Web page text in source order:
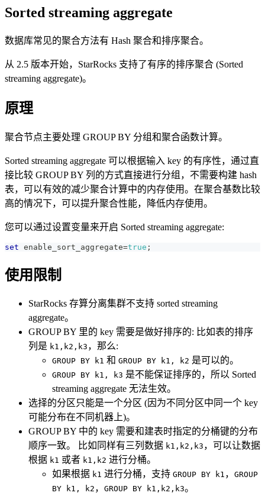
Sorted streaming aggregate
数据库常见的聚合方法有 Hash 聚合和排序聚合。
从 2.5 版本开始，StarRocks 支持了有序的排序聚合 (Sorted
streaming aggregate)。
原理
聚合节点主要处理 GROUP BY 分组和聚合函数计算。
Sorted streaming aggregate 可以根据输入 key 的有序性，通过直
接比较 GROUP BY 列的方式直接进行分组，不需要构建 hash
表，可以有效的减少聚合计算中的内存使用。在聚合基数比较
高的情况下，可以提升聚合性能，降低内存使用。
您可以通过设置变量来开启 Sorted streaming aggregate:
set enable_sort_aggregate=true ;
使用限制
StarRocks 存算分离集群不支持 sorted streaming
aggregate。
GROUP BY 里的 key 需要是做好排序的: 比如表的排序
列是 k1,k2,k3 ，那么:
GROUP BY k1 和 GROUP BY k1, k2 是可以的。
GROUP BY k1, k3 是不能保证排序的，所以 Sorted
streaming aggregate 无法生效。
选择的分区只能是一个分区 (因为不同分区中同一个 key
可能分布在不同机器上)。
GROUP BY 中的 key 需要和建表时指定的分桶键的分布
顺序一致。 比如同样有三列数据 k1,k2,k3 ，可以让数据
根据 k1 或者 k1,k2 进行分桶。
如果根据 k1 进行分桶，支持 GROUP BY k1 ， GROUP
BY k1, k2 ， GROUP BY k1,k2,k3。